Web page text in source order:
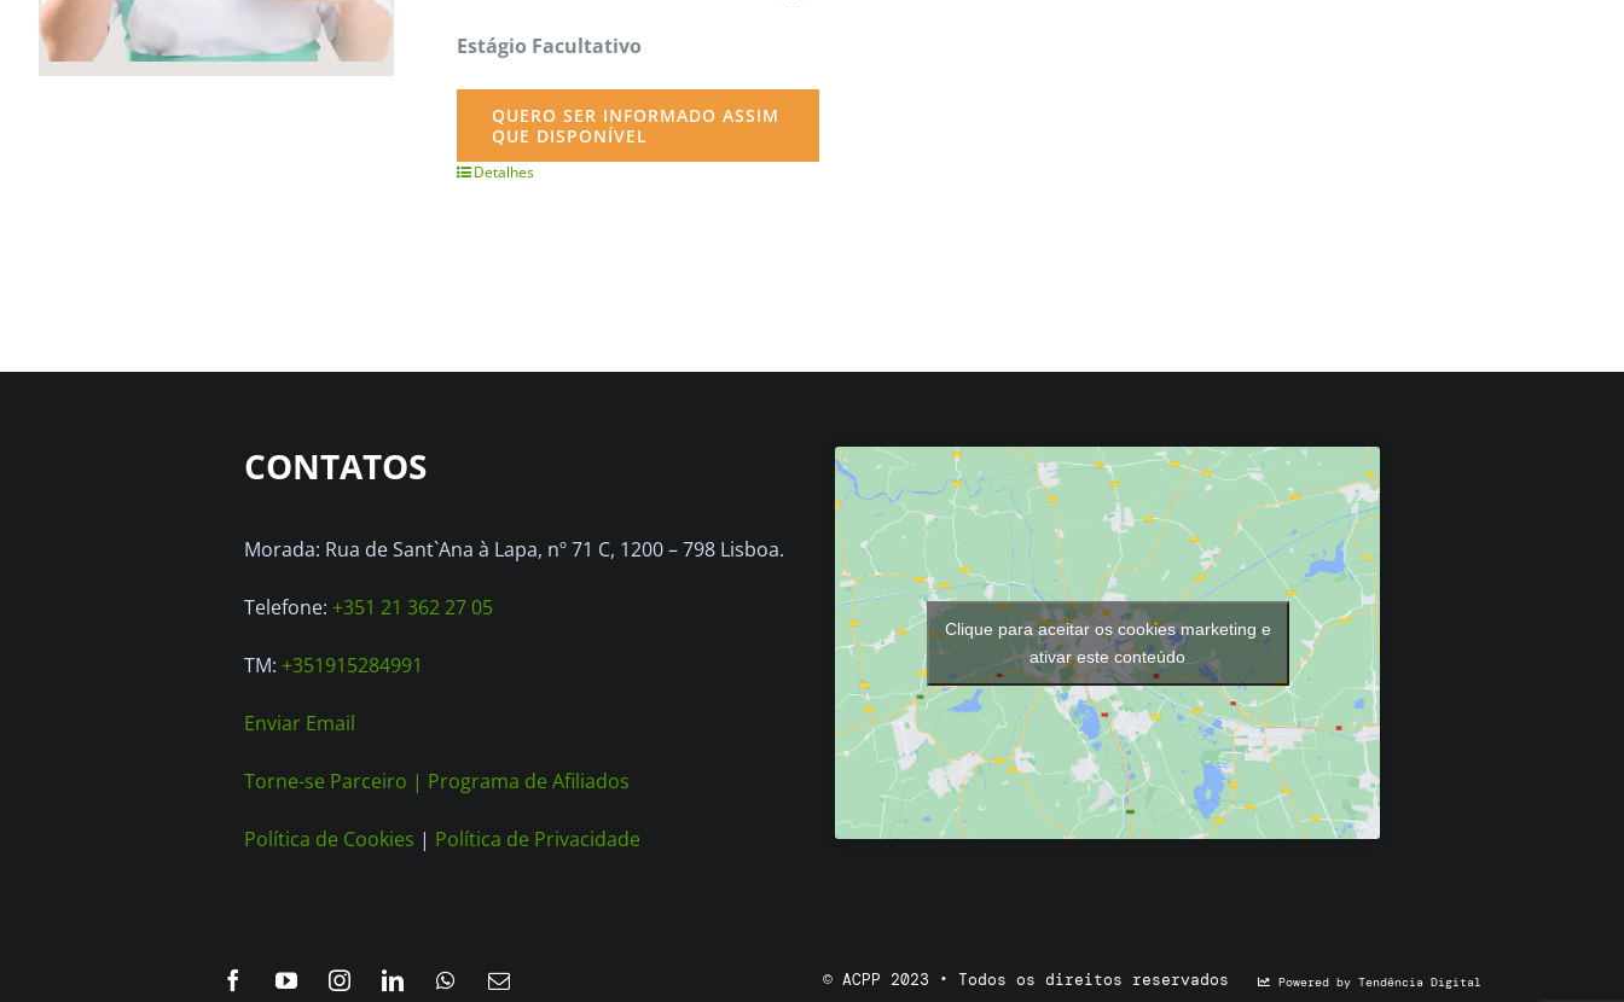
Estágio Facultativo
QUERO SER INFORMADO ASSIM
QUE DISPONÍVEL
Detalhes
CONTATOS
Morada: Rua de Sant`Ana à Lapa, nº 71 C, 1200 – 798 Lisboa.
Telefone: +351 21 362 27 05
TM: +351915284991
Enviar Email
Torne-se Parceiro | Programa de Afiliados
Política de Cookies | Política de Privacidade
Clique para aceitar os cookies marketing e
ativar este conteúdo
© ACPP 2023 • Todos os direitos reservados Powered by Tendência Digital